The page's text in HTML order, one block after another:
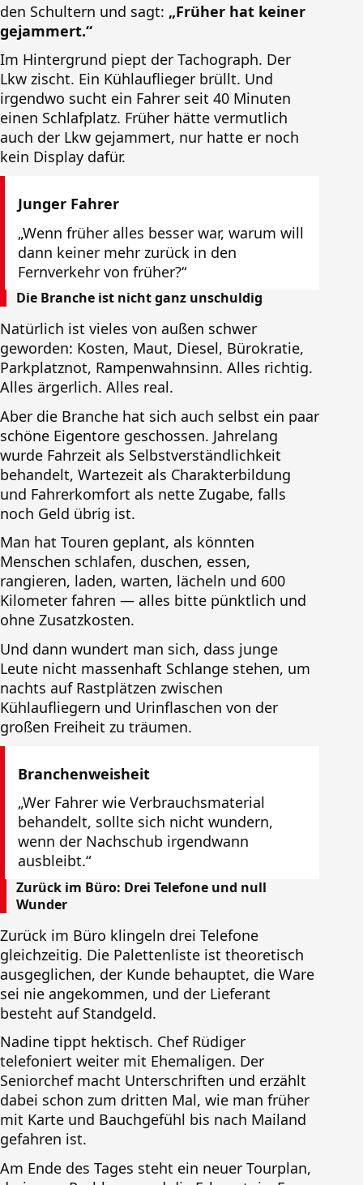
den Schultern und sagt: „Früher hat keiner
gejammert.“
Im Hintergrund piept der Tachograph. Der
Lkw zischt. Ein Kühlauflieger brüllt. Und
irgendwo sucht ein Fahrer seit 40 Minuten
einen Schlafplatz. Früher hätte vermutlich
auch der Lkw gejammert, nur hatte er noch
kein Display dafür.
Junger Fahrer
„Wenn früher alles besser war, warum will
dann keiner mehr zurück in den
Fernverkehr von früher?“
Die Branche ist nicht ganz unschuldig
Natürlich ist vieles von außen schwer
geworden: Kosten, Maut, Diesel, Bürokratie,
Parkplatznot, Rampenwahnsinn. Alles richtig.
Alles ärgerlich. Alles real.
Aber die Branche hat sich auch selbst ein paar
schöne Eigentore geschossen. Jahrelang
wurde Fahrzeit als Selbstverständlichkeit
behandelt, Wartezeit als Charakterbildung
und Fahrerkomfort als nette Zugabe, falls
noch Geld übrig ist.
Man hat Touren geplant, als könnten
Menschen schlafen, duschen, essen,
rangieren, laden, warten, lächeln und 600
Kilometer fahren — alles bitte pünktlich und
ohne Zusatzkosten.
Und dann wundert man sich, dass junge
Leute nicht massenhaft Schlange stehen, um
nachts auf Rastplätzen zwischen
Kühlaufliegern und Urinflaschen von der
großen Freiheit zu träumen.
Branchenweisheit
„Wer Fahrer wie Verbrauchsmaterial
behandelt, sollte sich nicht wundern,
wenn der Nachschub irgendwann
ausbleibt.“
Zurück im Büro: Drei Telefone und null
Wunder
Zurück im Büro klingeln drei Telefone
gleichzeitig. Die Palettenliste ist theoretisch
ausgeglichen, der Kunde behauptet, die Ware
sei nie angekommen, und der Lieferant
besteht auf Standgeld.
Nadine tippt hektisch. Chef Rüdiger
telefoniert weiter mit Ehemaligen. Der
Seniorchef macht Unterschriften und erzählt
dabei schon zum dritten Mal, wie man früher
mit Karte und Bauchgefühl bis nach Mailand
gefahren ist.
Am Ende des Tages steht ein neuer Tourplan,